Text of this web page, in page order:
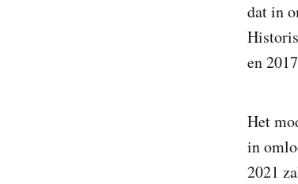
dat in
en
Het
in
2021